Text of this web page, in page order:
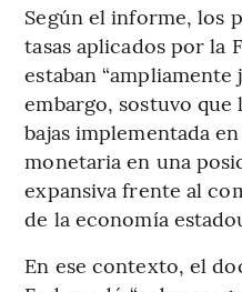
Según el informe, los
tasas aplicados por la
estaban “ampliamente
embargo, sostuvo que
bajas implementada
monetaria en una
expansiva frente al
de la economía
En ese contexto, el